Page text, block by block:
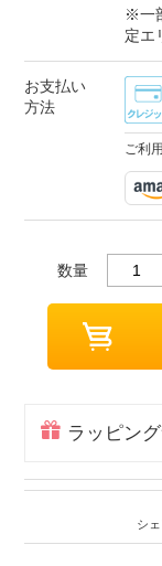
※一
定エ
お支払い
方法
ご利
数量
ラッピン
シ